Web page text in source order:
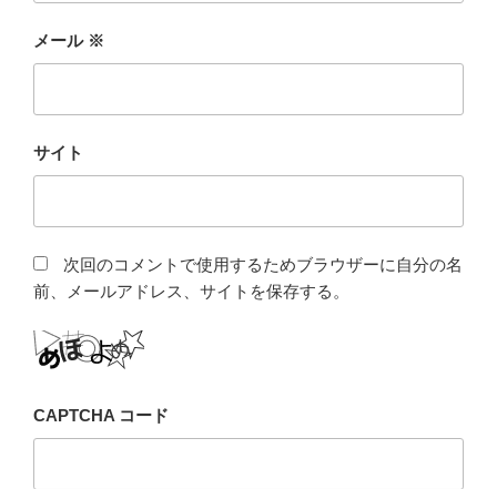
メール ※
サイト
次回のコメントで使用するためブラウザーに自分の名
前、メールアドレス、サイトを保存する。
CAPTCHA コード